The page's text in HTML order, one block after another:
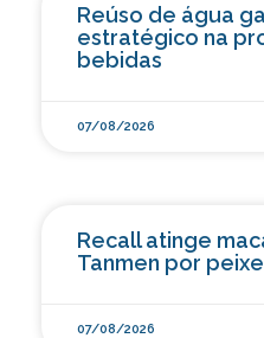
Reúso de água
estratégico na
bebidas
07/08/2026
Recall atinge
Tanmen por
07/08/2026